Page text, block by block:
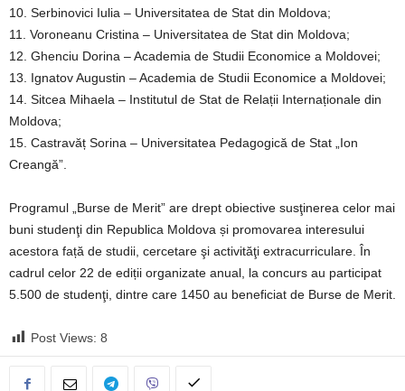
10. Serbinovici Iulia – Universitatea de Stat din Moldova;
11. Voroneanu Cristina – Universitatea de Stat din Moldova;
12. Ghenciu Dorina – Academia de Studii Economice a Moldovei;
13. Ignatov Augustin – Academia de Studii Economice a Moldovei;
14. Sitcea Mihaela – Institutul de Stat de Relații Internaționale din
Moldova;
15. Castravăț Sorina – Universitatea Pedagogică de Stat „Ion
Creangă”.
Programul „Burse de Merit” are drept obiective susţinerea celor mai
buni studenţi din Republica Moldova și promovarea interesului
acestora față de studii, cercetare şi activităţi extracurriculare. În
cadrul celor 22 de ediții organizate anual, la concurs au participat
5.500 de studenţi, dintre care 1450 au beneficiat de Burse de Merit.
Post Views: 8